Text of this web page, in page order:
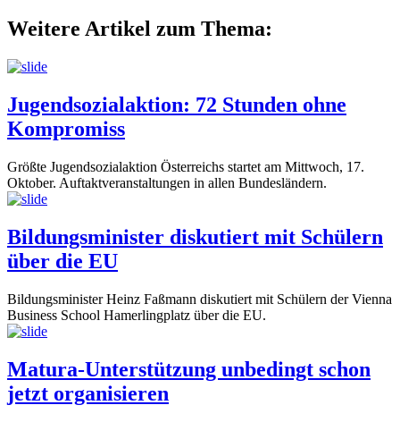
Weitere Artikel zum Thema:
Jugendsozialaktion: 72 Stunden ohne
Kompromiss
Größte Jugendsozialaktion Österreichs startet am Mittwoch, 17.
Oktober. Auftaktveranstaltungen in allen Bundesländern.
Bildungsminister diskutiert mit Schülern
über die EU
Bildungsminister Heinz Faßmann diskutiert mit Schülern der Vienna
Business School Hamerlingplatz über die EU.
Matura-Unterstützung unbedingt schon
jetzt organisieren